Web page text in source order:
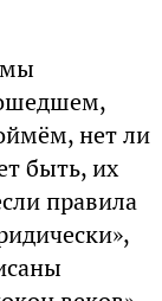
мы
нет ли
быть, их
правила